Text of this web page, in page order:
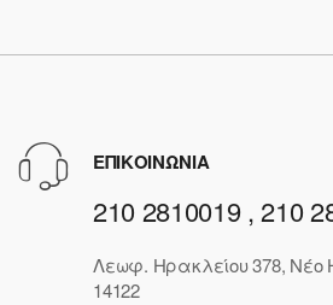
ΕΠΙΚΟΙΝΩΝΙΑ
210 2810019 , 210
Λεωφ. Ηρακλείου 378, Νέο
14122